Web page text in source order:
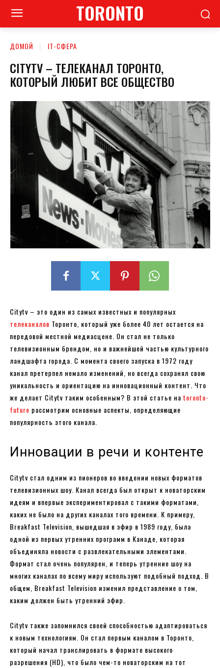
TORONTO
ДОМОЙ ІТ-СФЕРА
CITYTV – ТЕЛЕКАНАЛ ТОРОНТО,
КОТОРЫЙ ЛЮБИТ ВСЕ ОБЩЕСТВО
Citytv – это один из самых известных и популярных
телеканалов Торонто, который уже более 40 лет остается на
передовой местной медиасцене. Он стал не только
телевизионным брендом, но и важнейшей частью культурного
ландшафта города. С момента своего запуска в 1972 году
канал претерпел немало изменений, но всегда сохранял свою
уникальность и ориентацию на инновационный контент. Что
же делает Citytv таким особенным? В этой статье на toronto-
future рассмотрим основные аспекты, определяющие
популярность этого канала.
Инновации в речи и контенте
Citytv стал одним из пионеров во введении новых форматов
телевизионных шоу. Канал всегда был открыт к новаторским
идеям и впервые экспериментировал с такими форматами,
каких не было на других каналах того времени. К примеру,
Breakfast Television, вышедшая в эфир в 1989 году, была
одной из первых утренних программ в Канаде, которая
объединяла новости с развлекательными элементами.
Формат стал очень популярен, и теперь утренние шоу на
многих каналах по всему миру используют подобный подход. В
общем, Breakfast Television изменил представление о том,
каким должен быть утренний эфир.
Citytv также запомнился своей способностью адаптироваться
к новым технологиям. Он стал первым каналом в Торонто,
который начал транслировать в формате высокого
разрешения (HD), что было чем-то новаторским на тот